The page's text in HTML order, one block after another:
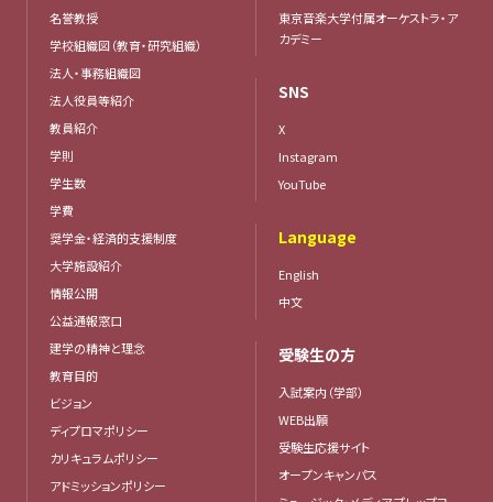
名誉教授
学校組織図（教育・研究組織）
法人・事務組織図
法人役員等紹介
教員紹介
学則
学生数
学費
奨学金・経済的支援制度
大学施設紹介
情報公開
公益通報窓口
建学の精神と理念
教育目的
ビジョン
ディプロマポリシー
カリキュラムポリシー
アドミッションポリシー
東京音楽大学付属オーケストラ・ア
カデミー
SNS
X
Instagram
YouTube
Language
English
中文
受験生の方
入試案内（学部）
WEB出願
受験生応援サイト
オープンキャンパス